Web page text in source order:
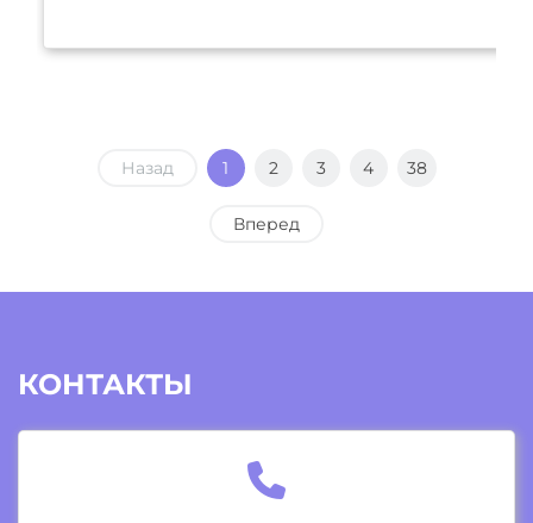
Назад 1 2 3 4 38
Вперед
КОНТАКТЫ